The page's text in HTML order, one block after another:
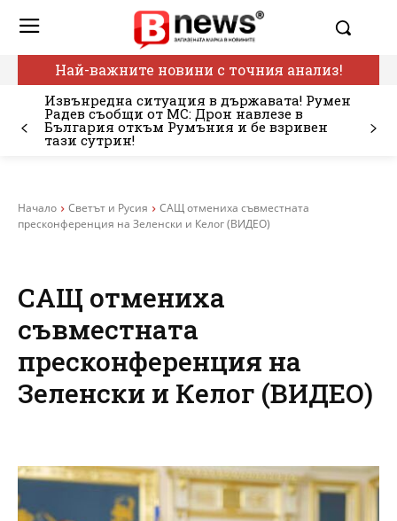
Най-важните новини с точния анализ!
Извънредна ситуация в държавата! Румен
Радев съобщи от МС: Дрон навлезе в
България откъм Румъния и бе взривен
тази сутрин!
Начало Светът и Русия
САЩ отмениха съвместната
пресконференция на Зеленски и Келог (ВИДЕО)
САЩ отмениха
съвместната
пресконференция на
Зеленски и Келог (ВИДЕО)